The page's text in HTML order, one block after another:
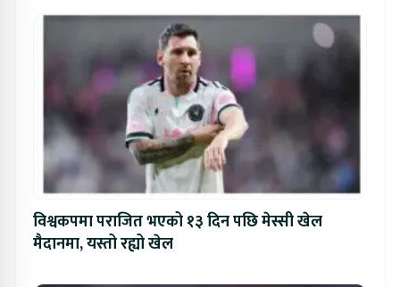
विश्वकपमा पराजित भएको १३ दिन पछि मेस्सी खेल
मैदानमा, यस्तो रह्यो खेल